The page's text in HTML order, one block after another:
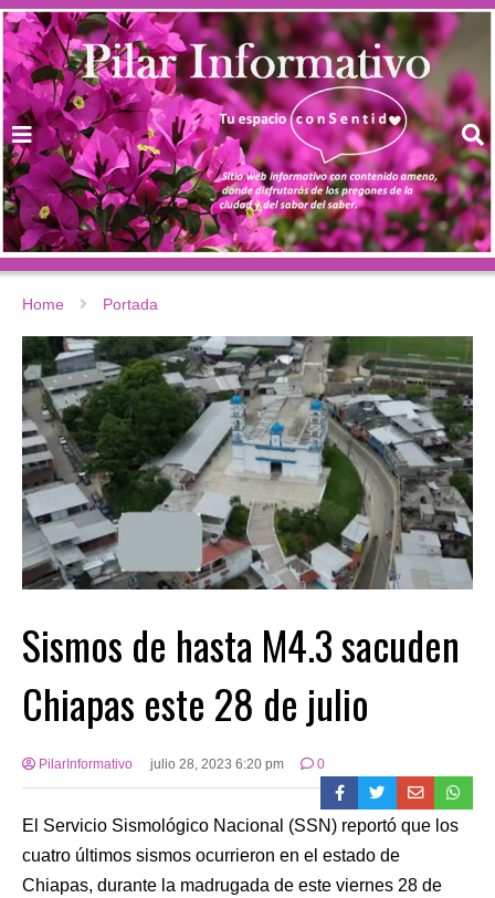
Home Portada
Sismos de hasta M4.3 sacuden
Chiapas este 28 de julio
PilarInformativo julio 28, 2023 6:20 pm 0
El Servicio Sismológico Nacional (SSN) reportó que los
cuatro últimos sismos ocurrieron en el estado de
Chiapas, durante la madrugada de este viernes 28 de